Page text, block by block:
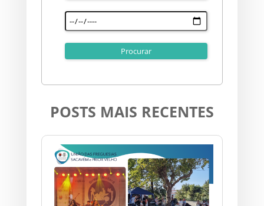
POSTS MAIS RECENTES